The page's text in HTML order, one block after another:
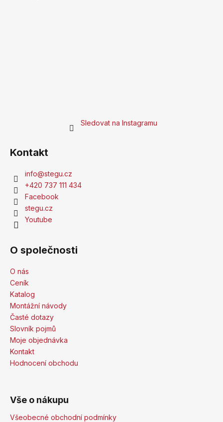
Sledovat na Instagramu
Kontakt
info@stegu.cz
+420 737 111 434
Facebook
stegu.cz
Youtube
O společnosti
O nás
Ceník
Katalog
Montážní návody
Časté dotazy
Slovník pojmů
Moje objednávka
Kontakt
Hodnocení obchodu
Vše o nákupu
Všeobecné obchodní podmínky